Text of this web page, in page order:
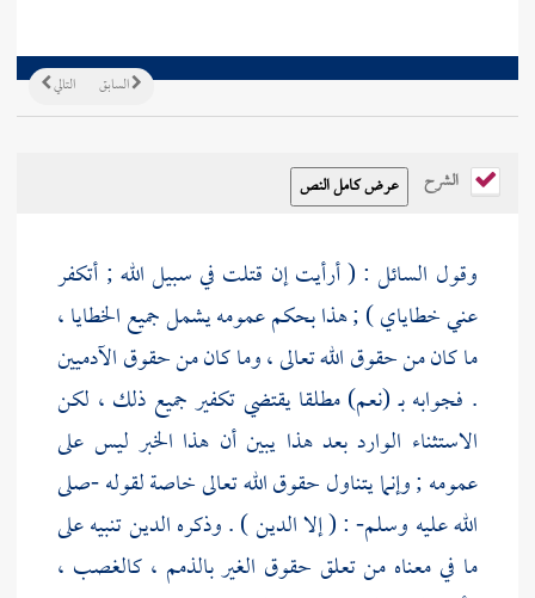
التالي السابق
الشرح
وقول السائل : ( أرأيت إن قتلت في سبيل الله ; أتكفر
عني خطاياي ) ; هذا بحكم عمومه يشمل جميع الخطايا ،
ما كان من حقوق الله تعالى ، وما كان من حقوق الآدميين
. فجوابه بـ (نعم) مطلقا يقتضي تكفير جميع ذلك ، لكن
الاستثناء الوارد بعد هذا يبين أن هذا الخبر ليس على
عمومه ; وإنما يتناول حقوق الله تعالى خاصة لقوله -صلى
الله عليه وسلم- : ( إلا الدين ) . وذكره الدين تنبيه على
ما في معناه من تعلق حقوق الغير بالذمم ، كالغصب ،